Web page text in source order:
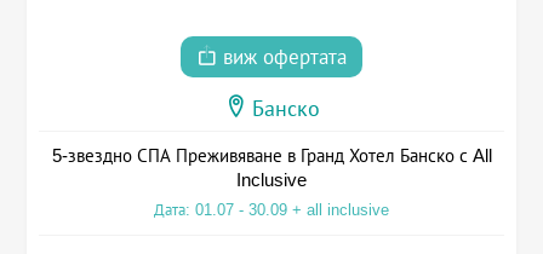
виж офертата
Банско
5-звездно СПА Преживяване в Гранд Хотел Банско с All
Inclusive
Дата: 01.07 - 30.09 + all inclusive